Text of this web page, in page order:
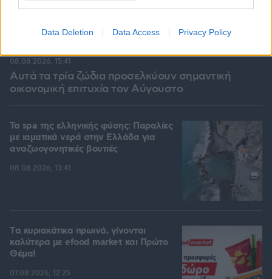
Data Deletion Data Access Privacy Policy
Αυτά τα τρία ζώδια προσελκύουν σημαντική
οικονομική επιτυχία τον Αύγουστο
08.08.2026, 15:41
Τα spa της ελληνικής φύσης: Παραλίες
με ιαματικά νερά στην Ελλάδα για
αναζωογονητικές βουτιές
08.08.2026, 13:41
Tα κυριακάτικα πρωινά, γίνονται
καλύτερα με efood market και Πρώτο
Θέμα!
07.08.2026, 12:25